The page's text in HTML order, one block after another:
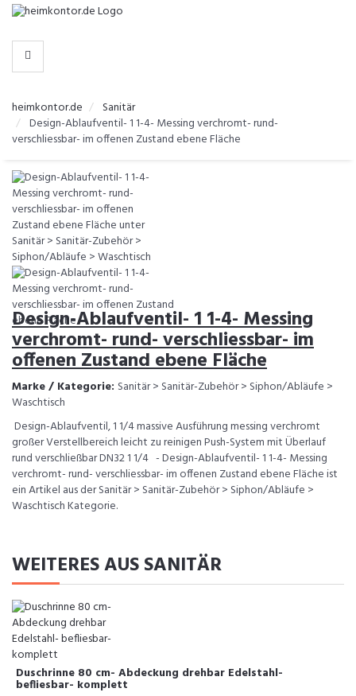
-
KATEGORIEN
heimkontor.de
Sanitär
Design-Ablaufventil- 1 1-4- Messing verchromt- rund-
verschliessbar- im offenen Zustand ebene Fläche
Design-Ablaufventil- 1 1-4- Messing
verchromt- rund- verschliessbar- im
offenen Zustand ebene Fläche
Marke / Kategorie: Sanitär > Sanitär-Zubehör > Siphon/Abläufe >
Waschtisch
Design-Ablaufventil, 1 1/4 massive Ausführung messing verchromt
großer Verstellbereich leicht zu reinigen Push-System mit Überlauf
rund verschließbar DN32 1 1/4 - Design-Ablaufventil- 1 1-4- Messing
verchromt- rund- verschliessbar- im offenen Zustand ebene Fläche ist
ein Artikel aus der Sanitär > Sanitär-Zubehör > Siphon/Abläufe >
Waschtisch Kategorie.
WEITERES AUS SANITÄR
Duschrinne 80 cm- Abdeckung drehbar Edelstahl-
befliesbar- komplett